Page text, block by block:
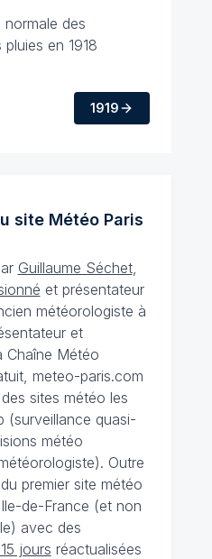
des
en 1918
1919
site MétéoParis
Guillaume Séchet,
et présentateur
météorologiste à
et
Chaîne Météo
meteo-paris.com
sites météo les
(surveillance quasi-
météo
Outre
premier site météo
de-France (et non
avec des
jours réactualisées